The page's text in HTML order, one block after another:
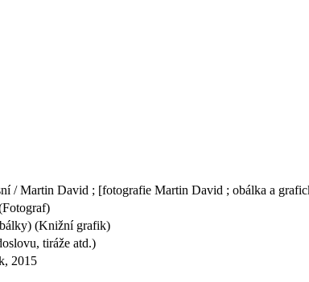
/ Martin David ; [fotografie Martin David ; obálka a
(Knižní grafik)
tiráže atd.)
2015